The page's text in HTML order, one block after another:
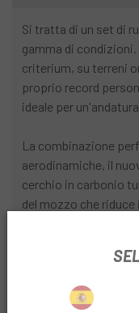
Si tratta di un set di
gamma di
criterium, su terreni
proprio record
ideale per
La combinazione
aerodinamiche, il
cerchio in carbonio
del mozzo che
Larghezza interna